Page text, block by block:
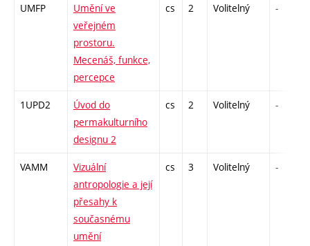
UMFP
Umění ve
veřejném
prostoru.
Mecenáš, funkce,
percepce
cs 2 Volitelný -
1UPD2
Úvod do
permakulturního
designu 2
cs 2 Volitelný -
VAMM
Vizuální
antropologie a její
přesahy k
současnému
umění
cs 3 Volitelný -